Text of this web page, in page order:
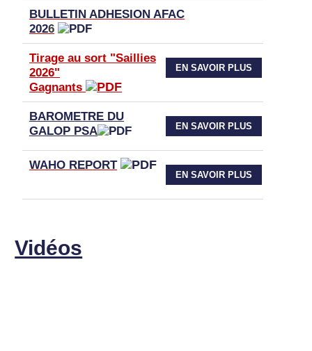
BULLETIN ADHESION AFAC
2026
Tirage au sort "Saillies
2026"
Gagnants
EN SAVOIR PLUS
BAROMETRE DU
GALOP PSA
EN SAVOIR PLUS
WAHO REPORT
EN SAVOIR PLUS
Vidéos